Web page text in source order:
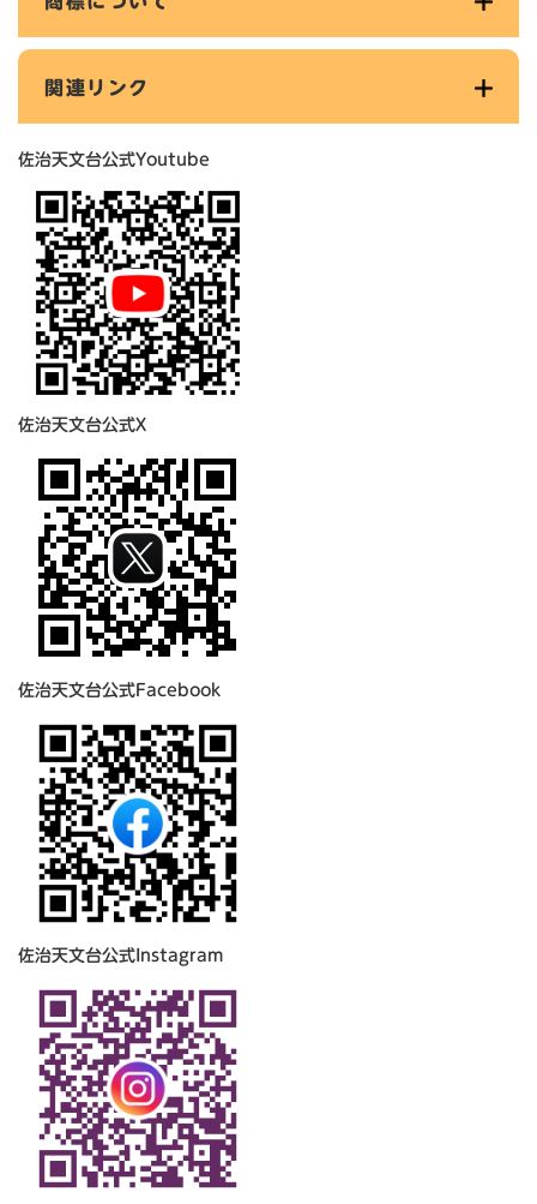
関連リンク
佐治天文台公式Youtube
佐治天文台公式X
佐治天文台公式Facebook
佐治天文台公式Instagram